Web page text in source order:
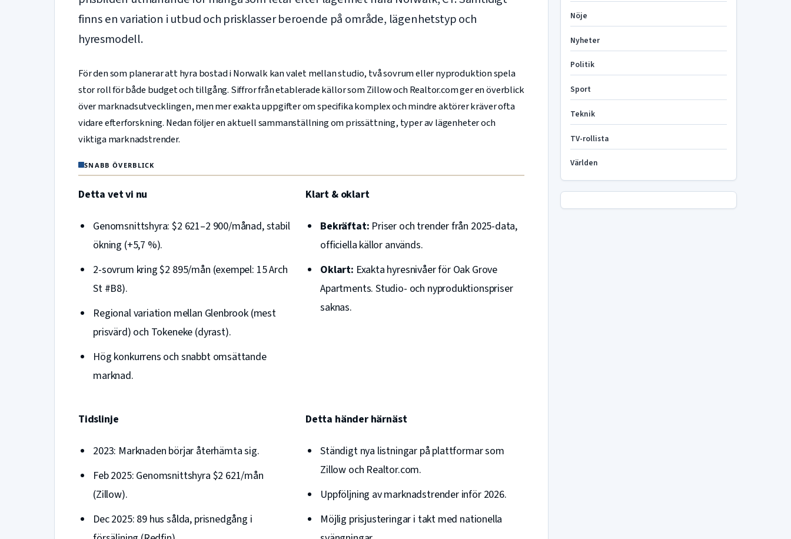
finns en variation i utbud och prisklasser beroende på område, lägenhetstyp och
hyresmodell.
För den som planerar att hyra bostad i Norwalk kan valet mellan studio, två sovrum eller nyproduktion spela
stor roll för både budget och tillgång. Siffror från etablerade källor som Zillow och Realtor.com ger en överblick
över marknadsutvecklingen, men mer exakta uppgifter om specifika komplex och mindre aktörer kräver ofta
vidare efterforskning. Nedan följer en aktuell sammanställning om prissättning, typer av lägenheter och
viktiga marknadstrender.
SNABB ÖVERBLICK
Detta vet vi nu
Genomsnittshyra: $2 621–2 900/månad, stabil
ökning (+5,7 %).
2-sovrum kring $2 895/mån (exempel: 15 Arch
St #B8).
Regional variation mellan Glenbrook (mest
prisvärd) och Tokeneke (dyrast).
Hög konkurrens och snabbt omsättande
marknad.
Klart & oklart
Bekräftat: Priser och trender från 2025-data,
officiella källor används.
Oklart: Exakta hyresnivåer för Oak Grove
Apartments. Studio- och nyproduktionspriser
saknas.
Tidslinje
2023: Marknaden börjar återhämta sig.
Feb 2025: Genomsnittshyra $2 621/mån
(Zillow).
Dec 2025: 89 hus sålda, prisnedgång i
Detta händer härnäst
Ständigt nya listningar på plattformar som
Zillow och Realtor.com.
Uppföljning av marknadstrender inför 2026.
Möjlig prisjusteringar i takt med nationella
Nöje
Nyheter
Politik
Sport
Teknik
TV-rollista
Världen